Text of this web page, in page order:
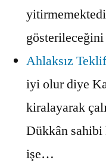
Ahlaksız Teklif
iyi olur diye
kiralayarak
Dükkân sahibi
işe…